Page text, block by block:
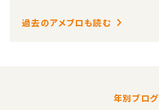
過去のアメブロも読む
年別ブログ